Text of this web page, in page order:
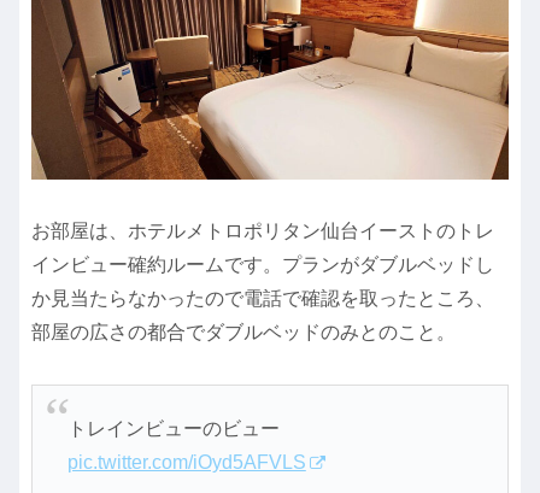
お部屋は、ホテルメトロポリタン仙台イーストのトレ
インビュー確約ルームです。プランがダブルベッドし
か見当たらなかったので電話で確認を取ったところ、
部屋の広さの都合でダブルベッドのみとのこと。
トレインビューのビュー
pic.twitter.com/iOyd5AFVLS